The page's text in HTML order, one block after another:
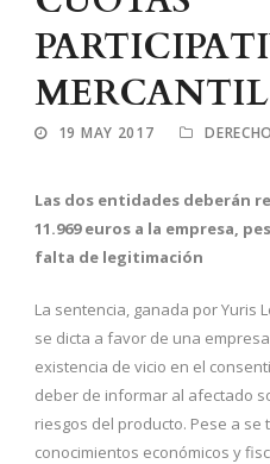
MERCANTIL
19 MAY 2017
Las dos entidades deberán
11.969 euros a la empresa,
falta de legitimación
La sentencia, ganada por Yuris
se dicta a favor de una
existencia de vicio en el
deber de informar al afectado
riesgos del producto. Pese a
conocimientos económicos y